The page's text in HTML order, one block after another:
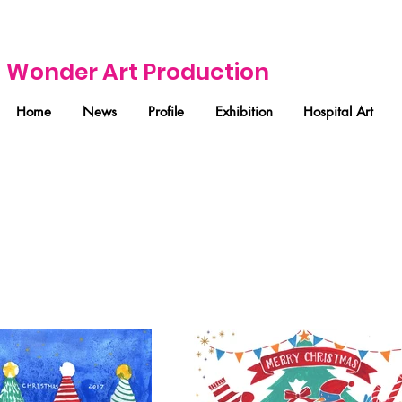
Wonder Art Production
Home News Profile Exhibition Hospital Art